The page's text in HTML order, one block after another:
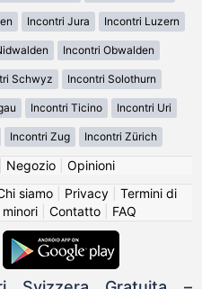
Incontri Jura Incontri Luzern
Incontri Obwalden
Schwyz Incontri Solothurn
Incontri Ticino Incontri Uri
Incontri Zug Incontri Zürich
Negozio| Opinioni
siamo| Privacy| Termini di
| Contatto| FAQ